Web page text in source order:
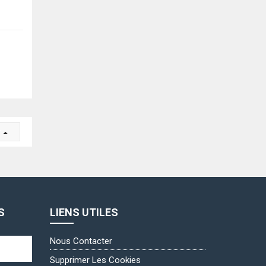
LIENS UTILES
Nous Contacter
Supprimer Les Cookies